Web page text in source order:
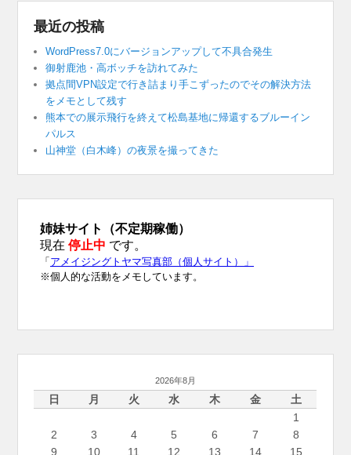
最近の投稿
WordPress7.0にバージョンアップして不具合発生
御射鹿池・高ボッチを訪れてみた
拠点間VPN設定で行き詰まり手こずったのでその解決方法
をメモとして残す
熊本での展示飛行を終えて松島基地に帰還するブルーイン
パルス
山神堂（白木峰）の夜景を撮ってきた
2026年8月
日 月 火 水 木 金
土
1
2
3 4 5 6 7
8
9
10 11 12 13 14
15